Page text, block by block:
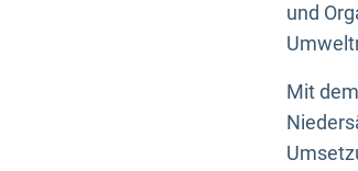
und
Mit